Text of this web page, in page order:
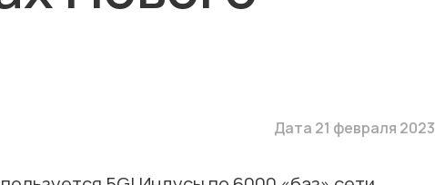
Дата 21 февраля 2023